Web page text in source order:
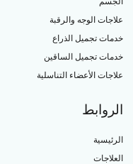
علاجات الوجه والرقبة
خدمات تجميل الذراع
خدمات تجميل الساقين
علاجات الأعضاء التناسلية
الروابط
الرئيسية
العلاجات